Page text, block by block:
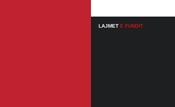
LAJMET E FUNDIT